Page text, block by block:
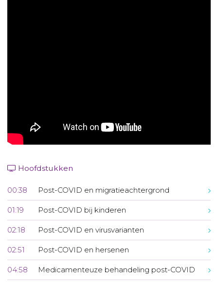
Hoofdstukken
00:38 Post-COVID en migratieachtergrond
01:19 Post-COVID bij kinderen
02:18 Post-COVID en virusvarianten
02:51 Post-COVID en hersenen
04:58 Medicamenteuze behandeling post-COVID